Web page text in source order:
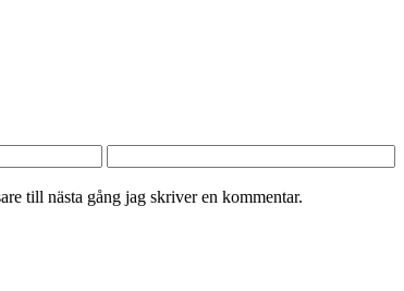
till nästa gång jag skriver en kommentar.